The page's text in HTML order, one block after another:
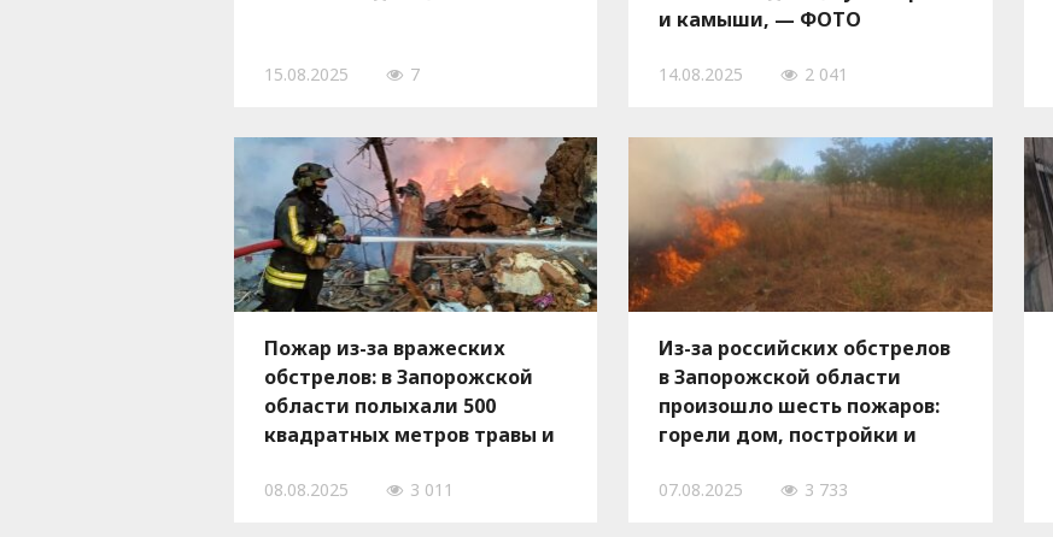
15.08.2025 7
и камыши, — ФОТО
14.08.2025 2 041
Пожар из-за вражеских
обстрелов: в Запорожской
области полыхали 500
квадратных метров травы и
ФОТО
08.08.2025 3 011
Из-за российских обстрелов
в Запорожской области
произошло шесть пожаров:
горели дом, постройки и
растительности, — ФОТО
07.08.2025 3 733